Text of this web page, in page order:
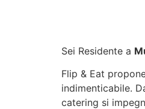
Sei Residente a
Flip & Eat
indimenticabile.
catering si